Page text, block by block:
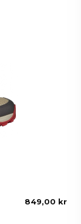
849,00 kr